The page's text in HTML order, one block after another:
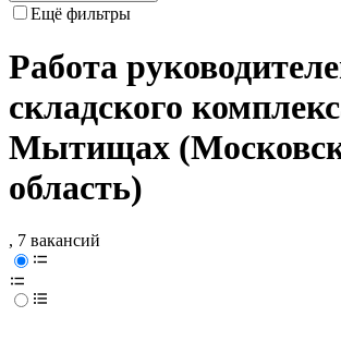
Ещё фильтры
Работа
складского
Мытищах
область)
, 7 вакансий